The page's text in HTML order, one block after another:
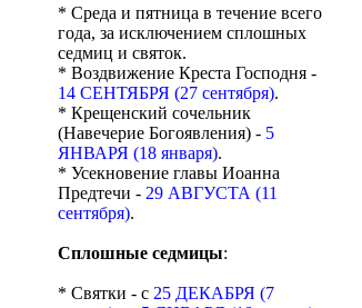
* Среда и пятница в течение всего
года, за исключением сплошных
седмиц и святок.
* Воздвижение Креста Господня -
14 СЕНТЯБРЯ (27 сентября).
* Крещенский сочельник
(Навечерие Богоявления) - 5
ЯНВАРЯ (18 января).
* Усекновение главы Иоанна
Предтечи - 29 АВГУСТА (11
сентября).
Сплошные седмицы:
* Святки - с 25 ДЕКАБРЯ (7